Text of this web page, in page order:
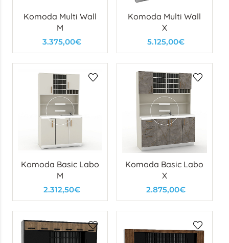
Komoda Multi Wall
M
3.375,00€
Komoda Multi Wall
X
5.125,00€
Komoda Basic Labo
M
2.312,50€
Komoda Basic Labo
X
2.875,00€